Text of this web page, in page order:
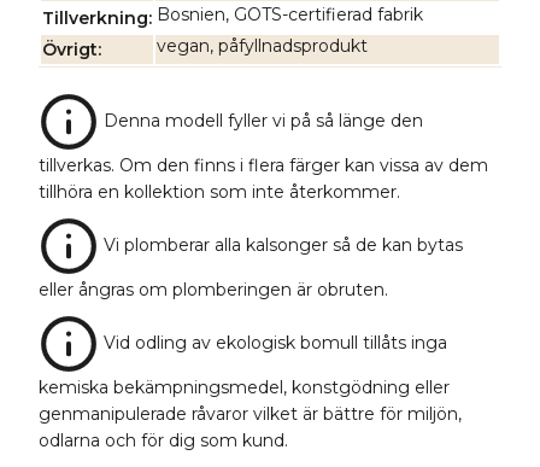
Tillverkning
Bosnien, GOTS-certifierad fabrik
Övrigt
vegan, påfyllnadsprodukt
Denna modell fyller vi på så länge den
tillverkas. Om den finns i flera färger kan vissa av dem
tillhöra en kollektion som inte återkommer.
Vi plomberar alla kalsonger så de kan bytas
eller ångras om plomberingen är obruten.
Vid odling av ekologisk bomull tillåts inga
kemiska bekämpningsmedel, konstgödning eller
genmanipulerade råvaror vilket är bättre för miljön,
odlarna och för dig som kund.